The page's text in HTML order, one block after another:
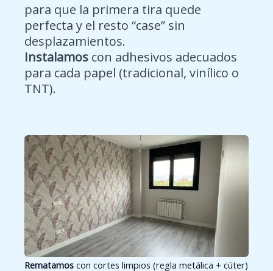
para que la primera tira quede
perfecta y el resto “case” sin
desplazamientos.
Instalamos con adhesivos adecuados
para cada papel (tradicional, vinílico o
TNT).
Rematamos con cortes limpios (regla metálica + cúter)